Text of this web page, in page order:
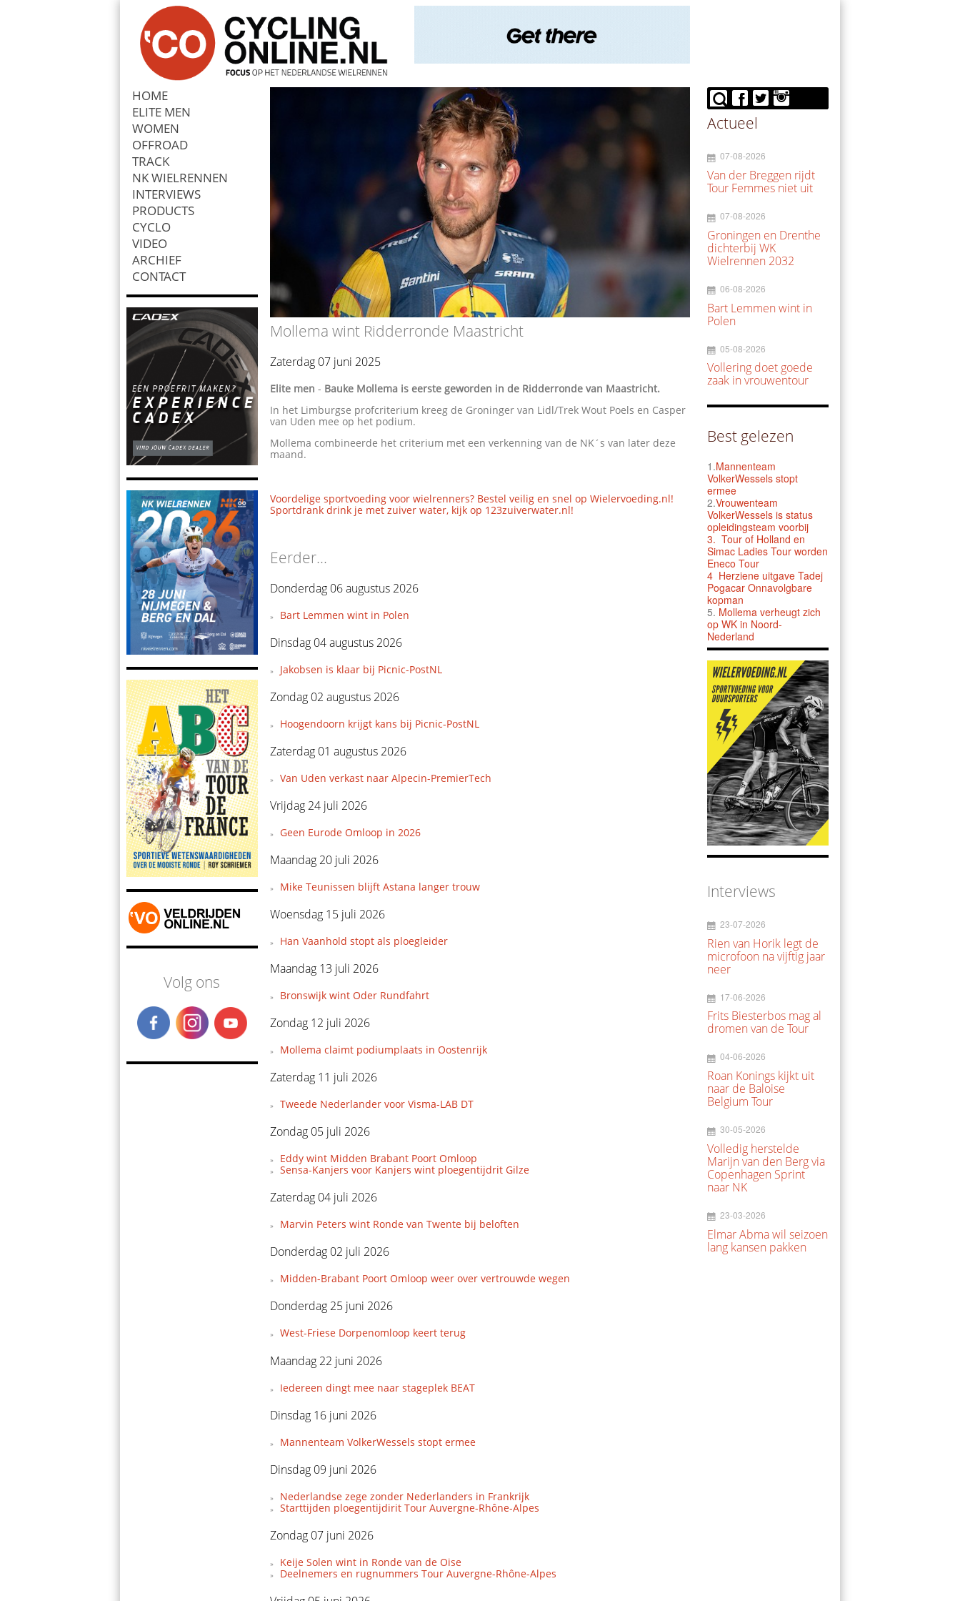
HOME
ELITE MEN
WOMEN
OFFROAD
TRACK
NK WIELRENNEN
INTERVIEWS
PRODUCTS
CYCLO
VIDEO
ARCHIEF
CONTACT
Zoek
Volg ons
Mollema wint Ridderronde Maastricht
Zaterdag 07 juni 2025
Elite men - Bauke Mollema is eerste geworden in de Ridderronde van Maastricht.
In het Limburgse profcriterium kreeg de Groninger van Lidl/Trek Wout Poels en Casper
van Uden mee op het podium.
Mollema combineerde het criterium met een verkenning van de NK´s van later deze
maand.
Voordelige sportvoeding voor wielrenners? Bestel veilig en snel op Wielervoeding.nl!
Sportdrank drink je met zuiver water, kijk op 123zuiverwater.nl!
Eerder...
Donderdag 06 augustus 2026
Bart Lemmen wint in Polen
Dinsdag 04 augustus 2026
Jakobsen is klaar bij Picnic-PostNL
Zondag 02 augustus 2026
Hoogendoorn krijgt kans bij Picnic-PostNL
Zaterdag 01 augustus 2026
Van Uden verkast naar Alpecin-PremierTech
Vrijdag 24 juli 2026
Geen Eurode Omloop in 2026
Maandag 20 juli 2026
Mike Teunissen blijft Astana langer trouw
Woensdag 15 juli 2026
Han Vaanhold stopt als ploegleider
Maandag 13 juli 2026
Bronswijk wint Oder Rundfahrt
Zondag 12 juli 2026
Mollema claimt podiumplaats in Oostenrijk
Zaterdag 11 juli 2026
Tweede Nederlander voor Visma-LAB DT
Zondag 05 juli 2026
Eddy wint Midden Brabant Poort Omloop
Sensa-Kanjers voor Kanjers wint ploegentijdrit Gilze
Zaterdag 04 juli 2026
Marvin Peters wint Ronde van Twente bij beloften
Donderdag 02 juli 2026
Midden-Brabant Poort Omloop weer over vertrouwde wegen
Donderdag 25 juni 2026
West-Friese Dorpenomloop keert terug
Maandag 22 juni 2026
Iedereen dingt mee naar stageplek BEAT
Dinsdag 16 juni 2026
Mannenteam VolkerWessels stopt ermee
Dinsdag 09 juni 2026
Nederlandse zege zonder Nederlanders in Frankrijk
Starttijden ploegentijdirit Tour Auvergne-Rhône-Alpes
Zondag 07 juni 2026
Keije Solen wint in Ronde van de Oise
Deelnemers en rugnummers Tour Auvergne-Rhône-Alpes
Actueel
07-08-2026
Van der Breggen rijdt
Tour Femmes niet uit
07-08-2026
Groningen en Drenthe
dichterbij WK
Wielrennen 2032
06-08-2026
Bart Lemmen wint in
Polen
05-08-2026
Vollering doet goede
zaak in vrouwentour
Best gelezen
1.Mannenteam
VolkerWessels stopt
ermee
2.Vrouwenteam
VolkerWessels is status
opleidingsteam voorbij
3. Tour of Holland en
Simac Ladies Tour worden
Eneco Tour
4 Herziene uitgave Tadej
Pogacar Onnavolgbare
kopman
5. Mollema verheugt zich
op WK in Noord-
Nederland
Interviews
23-07-2026
Rien van Horik legt de
microfoon na vijftig jaar
neer
17-06-2026
Frits Biesterbos mag al
dromen van de Tour
04-06-2026
Roan Konings kijkt uit
naar de Baloise
Belgium Tour
30-05-2026
Volledig herstelde
Marijn van den Berg via
Copenhagen Sprint
naar NK
23-03-2026
Elmar Abma wil seizoen
lang kansen pakken